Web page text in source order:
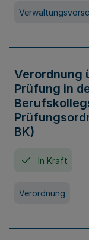
Verordnung
Prüfung in
BK)
In Kraft
Verordnung